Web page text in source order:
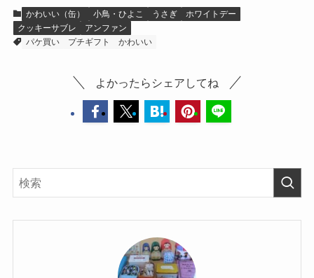
かわいい（缶） 小鳥・ひよこ うさぎ
ホワイトデー
クッキーサブレ
アンファン
パケ買い
プチギフト かわいい
よかったらシェアしてね